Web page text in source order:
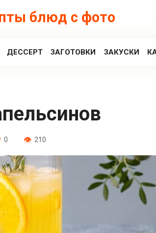
блюд с фото
ДЕССЕРТ ЗАГОТОВКИ ЗАКУСКИ
0 210